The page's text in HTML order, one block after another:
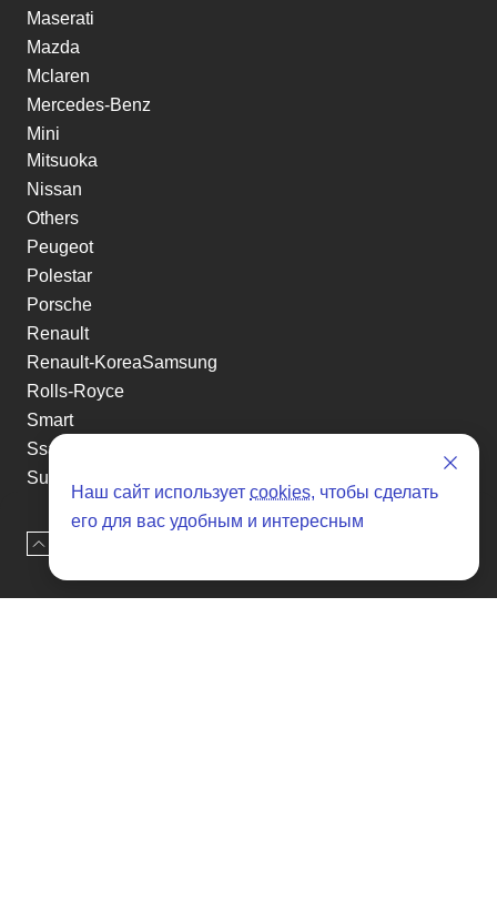
Maserati
Mazda
Mclaren
Mercedes-Benz
Mini
Mitsuoka
Nissan
Others
Peugeot
Polestar
Porsche
Renault
Renault-KoreaSamsung
Rolls-Royce
Smart
Ssangyong
Subaru
Tesla
Toyota
Наш сайт использует cookies, чтобы сделать
его для вас удобным и интересным